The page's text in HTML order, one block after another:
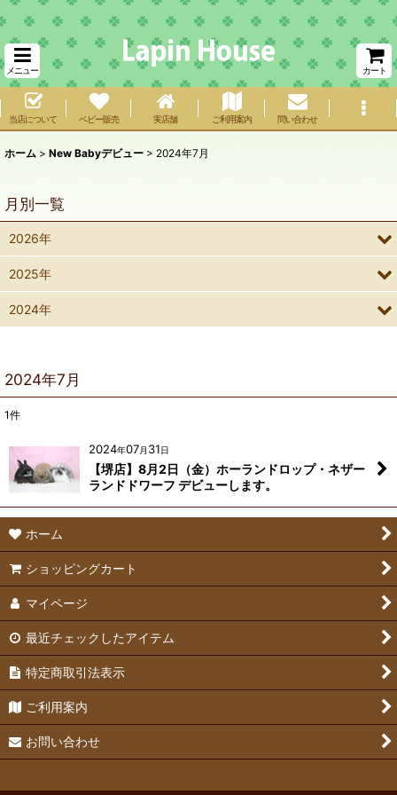
メニュー カート
当店について ベビー販売 実店舗 ご利用案内 問い合わせ
ホーム > New Babyデビュー > 2024年7月
2024年7月
1件
2024年07月 31日
【堺店】8月2日（金）ホーランドロップ・ネザー
ランドドワーフ デビューします。
月別一覧
2026年
2025年
2024年
ホーム
ショッピングカート
マイページ
最近チェックしたアイテム
特定商取引法表示
ご利用案内
お問い合わせ